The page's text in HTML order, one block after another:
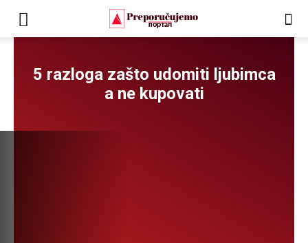
5 razloga zašto udomiti ljubimca
a ne kupovati